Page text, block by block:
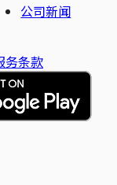
公司新闻
务条款